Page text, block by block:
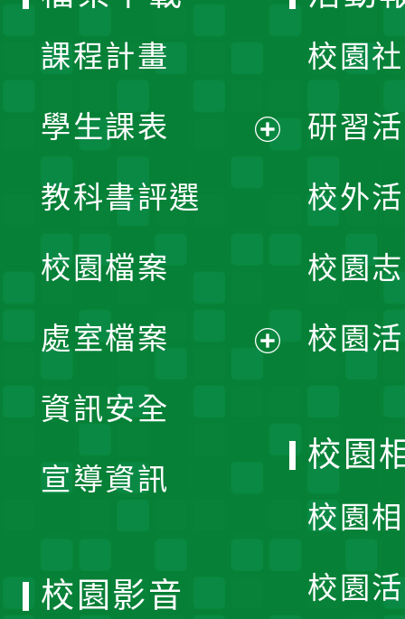
課程計畫
學生課表
單
教科書評選
校園檔案
處室檔案
資訊安全
宣導資訊
校園
研習
校外
校園
校園
校園
校園
校園
校園影音